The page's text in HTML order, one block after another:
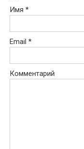
Имя *
Email *
Комментарий